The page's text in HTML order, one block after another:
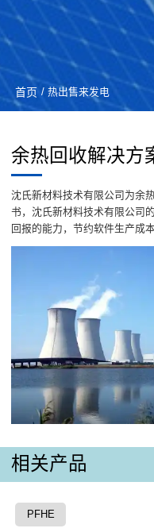
首页 / 热出售来发电
余热回收解决方
沈氏新材料技术有限公司为余
书，沈氏新材料技术有限公司
回报的能力，节约软件生产成本
相关产品
PFHE